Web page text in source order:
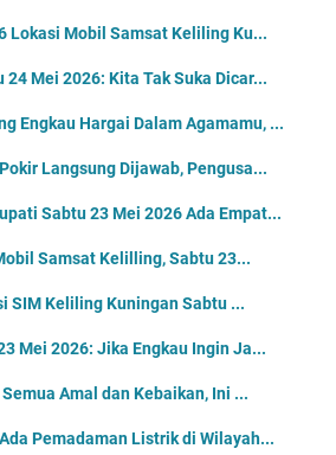
Lokasi Mobil Samsat Keliling Ku...
24 Mei 2026: Kita Tak Suka Dicar...
Engkau Hargai Dalam Agamamu, ...
Langsung Dijawab, Pengusa...
Sabtu 23 Mei 2026 Ada Empat...
Samsat Kelilling, Sabtu 23...
SIM Keliling Kuningan Sabtu ...
Mei 2026: Jika Engkau Ingin Ja...
Amal dan Kebaikan, Ini ...
Pemadaman Listrik di Wilayah...